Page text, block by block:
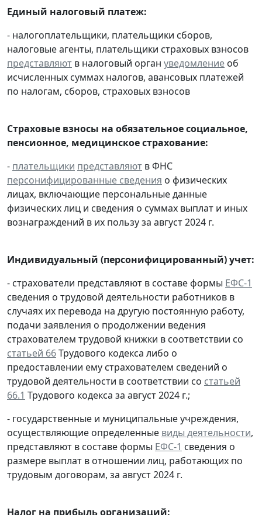
Единый налоговый платеж:
- налогоплательщики, плательщики сборов,
налоговые агенты, плательщики страховых взносов
представляют в налоговый орган уведомление об
исчисленных суммах налогов, авансовых платежей
по налогам, сборов, страховых взносов
Страховые взносы на обязательное социальное,
пенсионное, медицинское страхование:
- плательщики представляют в ФНС
персонифицированные сведения о физических
лицах, включающие персональные данные
физических лиц и сведения о суммах выплат и иных
вознаграждений в их пользу за август 2024 г.
Индивидуальный (персонифицированный) учет:
- страхователи представляют в составе формы ЕФС-1
сведения о трудовой деятельности работников в
случаях их перевода на другую постоянную работу,
подачи заявления о продолжении ведения
страхователем трудовой книжки в соответствии со
статьей 66Трудового кодекса либо о
предоставлении ему страхователем сведений о
трудовой деятельности в соответствии со статьей
66.1 Трудового кодекса за август 2024 г.;
- государственные и муниципальные учреждения,
осуществляющие определенные виды деятельности,
представляют в составе формы ЕФС-1 сведения о
размере выплат в отношении лиц, работающих по
трудовым договорам, за август 2024 г.
Налог на прибыль организаций: